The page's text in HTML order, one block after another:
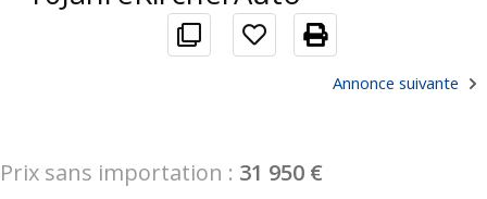
Annonce suivante
Prix sans importation : 31 950 €